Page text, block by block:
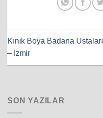
Kınık Boya Badana Ustaları
– İzmir
SON YAZILAR